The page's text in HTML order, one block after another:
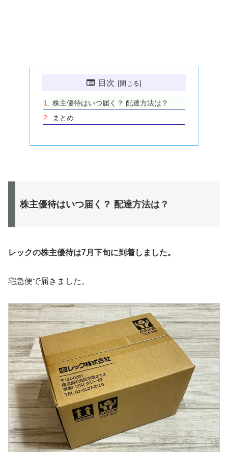
目次
株主優待はいつ届く？ 配達方法は？
まとめ
株主優待はいつ届く？ 配達方法は？
レックの株主優待は7月下旬に到着しました。
宅急便で届きました。